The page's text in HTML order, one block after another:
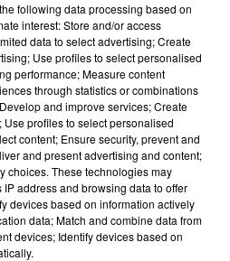
sec)
following data processing based on
interest: Store and/or access
data to select advertising; Create
Use profiles to select personalised
performance; Measure content
through statistics or combinations
and improve services; Create
profiles to select personalised
content; Ensure security, prevent and
and present advertising and content;
choices. These technologies may
address and browsing data to offer
devices based on information actively
data; Match and combine data from
devices; Identify devices based on